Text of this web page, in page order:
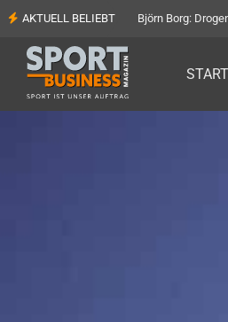
AKTUELL BELIEBT Björn Borg: